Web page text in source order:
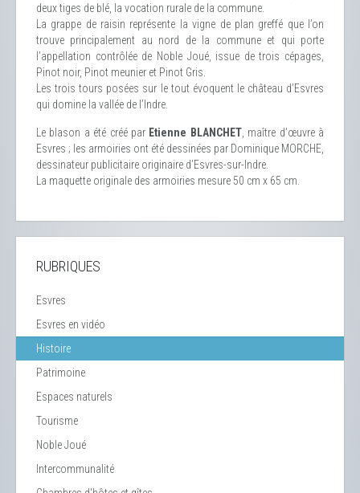
deux tiges de blé, la vocation rurale de la commune.
La grappe de raisin représente la vigne de plan greffé que l’on
trouve principalement au nord de la commune et qui porte
l’appellation contrôlée de Noble Joué, issue de trois cépages,
Pinot noir, Pinot meunier et Pinot Gris.
Les trois tours posées sur le tout évoquent le château d’Esvres
qui domine la vallée de l’Indre.
Le blason a été créé par Etienne BLANCHET, maître d’œuvre à
Esvres ; les armoiries ont été dessinées par Dominique MORCHE,
dessinateur publicitaire originaire d’Esvres-sur-Indre.
La maquette originale des armoiries mesure 50 cm x 65 cm.
RUBRIQUES
Esvres
Esvres en vidéo
Histoire
Patrimoine
Espaces naturels
Tourisme
Noble Joué
Intercommunalité